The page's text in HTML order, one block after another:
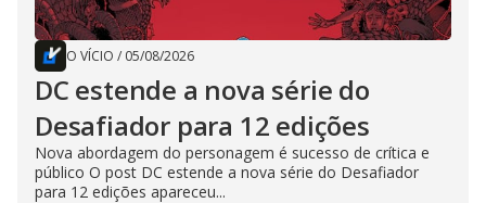
O VÍCIO / 05/08/2026
DC estende a nova série do
Desafiador para 12 edições
Nova abordagem do personagem é sucesso de crítica e
público O post DC estende a nova série do Desafiador
para 12 edições apareceu...